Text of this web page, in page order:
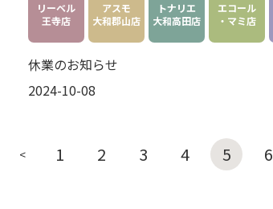
リーベル
王寺店
アスモ
大和郡山店
トナリエ
大和高田店
エコール
・マミ店
休業のお知らせ
2024-10-08
< 1 2 3 4 5 6